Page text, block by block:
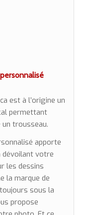
est à l’origine un
permettant
un trousseau.
apporte
dévoilant votre
les dessins
la marque de
sous la
propose